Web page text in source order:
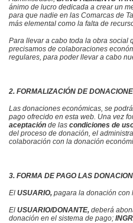
ánimo de lucro dedicada a crear un
para que nadie en las Comarcas de
más elemental como la falta de
Para llevar a cabo toda la obra social
precisamos de colaboraciones
regulares, para poder llevar a cabo
2. FORMALIZACIÓN DE
Las donaciones económicas, se
pago ofrecido en esta web. Una vez
aceptación de las condiciones de
del proceso de donación, el
colaboración con la donación
3. FORMA DE PAGO LAS
El USUARIO, pagara la donación con
El USUARIO/DONANTE, deberá
donación en el sistema de pago;